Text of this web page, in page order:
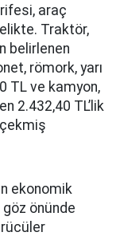
araç
Traktör,
belirlenen
römork, yarı
TL ve kamyon,
2.432,40 TL’lik
ekonomik
önünde